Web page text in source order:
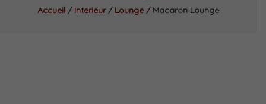
Accueil / Intérieur/ Lounge / Macaron Lounge